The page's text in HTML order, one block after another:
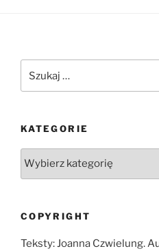
KATEGORIE
COPYRIGHT
Teksty: Joanna Czwielung.